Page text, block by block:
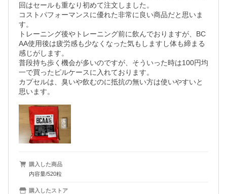
回はセールも重なり初めて注文しました。
コストパフォーマンスに優れた非常に良い商品だと思いま
す。
トレーニング後やトレーニング前に飲んでおりますが、BC
AA使用後は疲労感も少なくなった気もしますし体も締まる
感じがします。
普段持ち歩く機会が多いのですが、そういった時は100円均
一で買ったピルケースに入れております。
カプセルは、臭いや飲むのに抵抗の無い方は使いやすいと
思います。
購入した商品
内容量/520粒
購入したストア